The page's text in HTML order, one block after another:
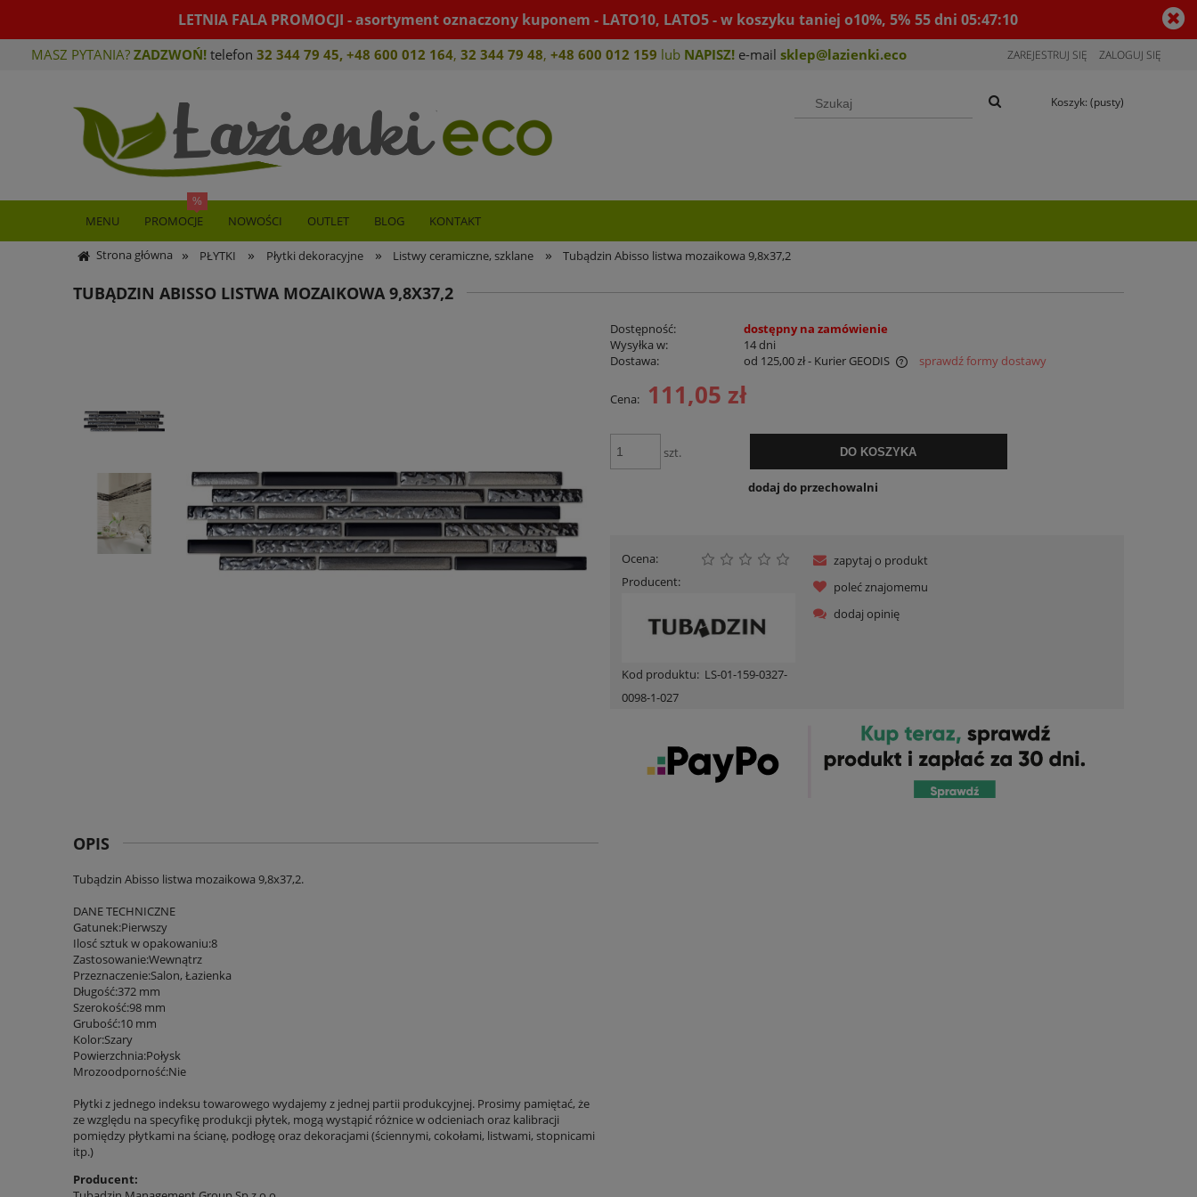
LETNIA FALA PROMOCJI - asortyment oznaczony kuponem - LATO10, LATO5 - w koszyku taniej o10%, 5% 55dni05:47:10
MASZ PYTANIA? ZADZWOŃ! telefon 32 344 79 45, +48 600 012 164, 32 344 79 48, +48 600 012 159 lub NAPISZ! e-mail sklep@lazienki.eco ZAREJESTRUJ SIĘ ZALOGUJ SIĘ
Koszyk: (pusty)
MENU PROMOCJE NOWOŚCI OUTLET BLOG KONTAKT
Strona główna » PŁYTKI » Płytki dekoracyjne » Listwy ceramiczne, szklane » Tubądzin Abisso listwa mozaikowa 9,8x37,2
TUBĄDZIN ABISSO LISTWA MOZAIKOWA 9,8X37,2
Dostępność:
dostępny na zamówienie
Wysyłka w:
14 dni
Dostawa:
od 125,00 zł- Kurier GEODIS
Cena nie zawiera ewentualnych kosztów
sprawdź formy dostawy
Cena: 111,05 zł
szt. DO KOSZYKA
dodaj do przechowalni
Ocena:
Producent:
Kod produktu: LS-01-159-0327-
0098-1-027
zapytaj o produkt
poleć znajomemu
dodaj opinię
OPIS
Tubądzin Abisso listwa mozaikowa 9,8x37,2.
DANE TECHNICZNE
Gatunek:Pierwszy
Ilosć sztuk w opakowaniu:8
Zastosowanie:Wewnątrz
Przeznaczenie:Salon, Łazienka
Długość:372 mm
Szerokość:98 mm
Grubość:10 mm
Kolor:Szary
Powierzchnia:Połysk
Mrozoodporność:Nie
Płytki z jednego indeksu towarowego wydajemy z jednej partii produkcyjnej. Prosimy pamiętać, że
ze względu na specyfikę produkcji płytek, mogą wystąpić różnice w odcieniach oraz kalibracji
pomiędzy płytkami na ścianę, podłogę oraz dekoracjami (ściennymi, cokołami, listwami, stopnicami
itp.)
Producent: